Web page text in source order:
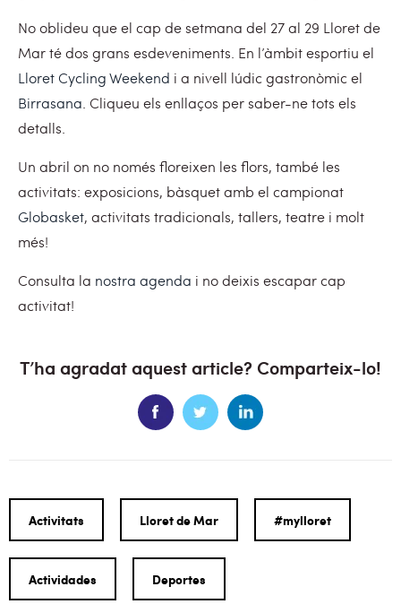
No oblideu que el cap de setmana del 27 al 29 Lloret de
Mar té dos grans esdeveniments. En l’àmbit esportiu el
Lloret Cycling Weekend i a nivell lúdic gastronòmic el
Birrasana . Cliqueu els enllaços per saber-ne tots els
detalls.
Un abril on no només floreixen les flors, també les
activitats: exposicions, bàsquet amb el campionat
Globasket, activitats tradicionals, tallers, teatre i molt
més!
Consulta la nostra agenda i no deixis escapar cap
activitat!
T’ha agradat aquest article? Comparteix-lo!
Activitats Lloret de Mar #mylloret
Actividades Deportes